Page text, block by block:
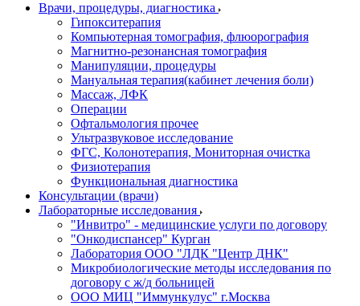
Врачи, процедуры, диагностика
Гипокситерапия
Компьютерная томография, флюорография
Магнитно-резонансная томография
Манипуляции, процедуры
Мануальная терапия(кабинет лечения боли)
Массаж, ЛФК
Операции
Офтальмология прочее
Ультразвуковое исследование
ФГС, Колонотерапия, Мониторная очистка
Физиотерапия
Функциональная диагностика
Консультации (врачи)
Лабораторные исследования
"Инвитро" - медицинские услуги по договору
"Онкодиспансер" Курган
Лаборатория ООО "ЛДК "Центр ДНК"
Микробиологические методы исследования по
договору с ж/д больницей
ООО МИЦ "Иммункулус" г.Москва